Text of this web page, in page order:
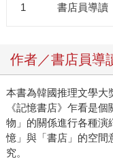
從釜山國際電影節拿
《記憶書店》是我為
備的作品。 已經出版
小說、影視劇本創作
己從小就熱愛的文類
領略閱讀醍醐味的起
從推理領受到的趣味
易。而挑選「藏書家
1 書店員導讀
作者／書店員導
本書為韓國推理文學大
《記憶書店》乍看是
物」的關係進行各種演
憶」與「書店」的空間
究。